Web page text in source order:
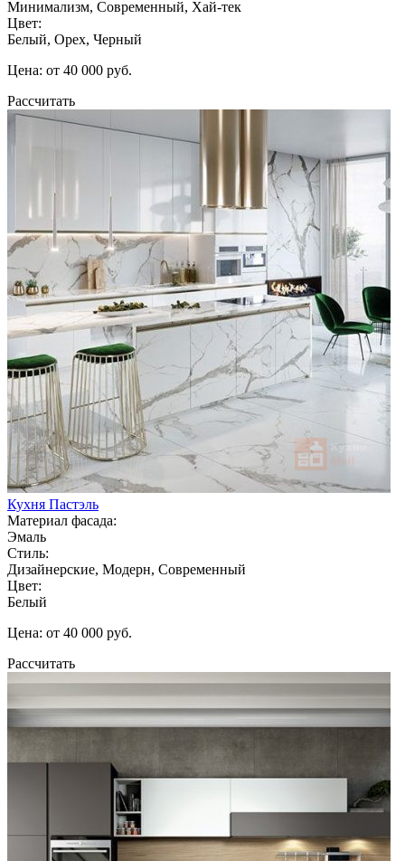
Минимализм, Современный, Хай-тек
Цвет:
Белый, Орех, Черный
Цена: от 40 000 руб.
Рассчитать
Кухня Пастэль
Материал фасада:
Эмаль
Стиль:
Дизайнерские, Модерн, Современный
Цвет:
Белый
Цена: от 40 000 руб.
Рассчитать